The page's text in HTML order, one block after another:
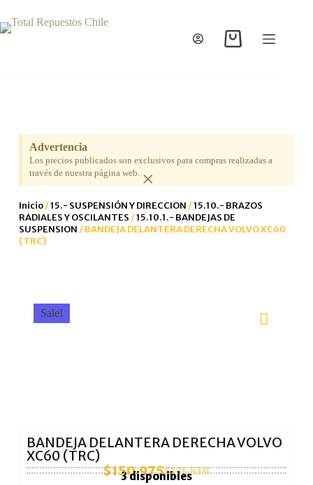
Advertencia
Los precios publicados son exclusivos para compras realizadas a
través de nuestra página web. ×
Inicio/15.- SUSPENSIÓN Y DIRECCION /15.10.- BRAZOS
RADIALES Y OSCILANTES /15.10.1.- BANDEJAS DE
SUSPENSION / BANDEJA DELANTERA DERECHA VOLVO XC60
(TRC)
Sale!
BANDEJA DELANTERA DERECHA VOLVO
XC60 (TRC)
$171.539
$150.975
3 disponibles